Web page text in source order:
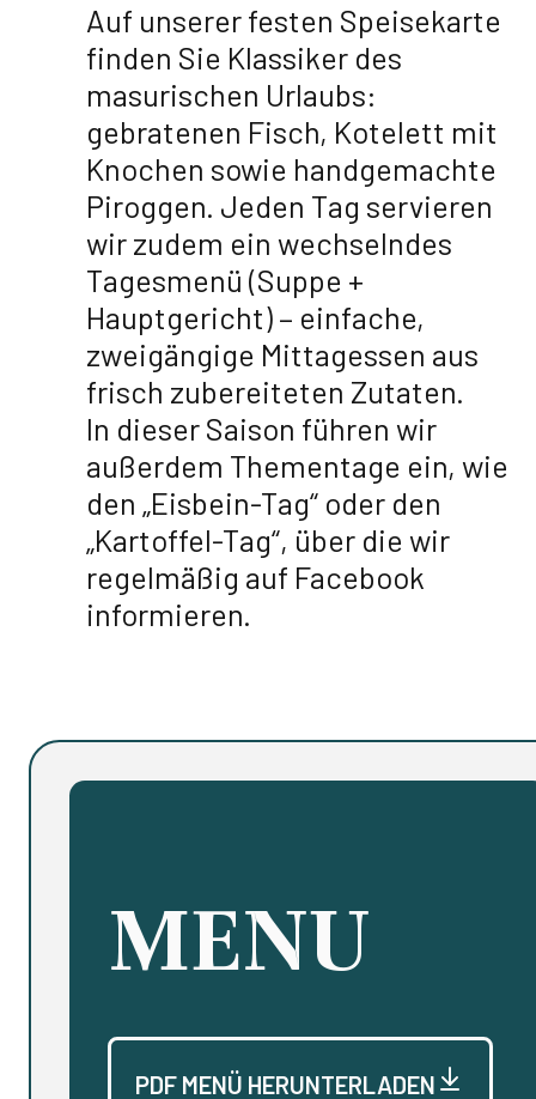
Auf unserer festen Speisekarte
finden Sie Klassiker des
masurischen Urlaubs:
gebratenen Fisch, Kotelett mit
Knochen sowie handgemachte
Piroggen. Jeden Tag servieren
wir zudem ein wechselndes
Tagesmenü (Suppe +
Hauptgericht) – einfache,
zweigängige Mittagessen aus
frisch zubereiteten Zutaten.
In dieser Saison führen wir
außerdem Thementage ein, wie
den „Eisbein-Tag“ oder den
„Kartoffel-Tag“, über die wir
regelmäßig auf Facebook
informieren.
MENU
PDF MENÜ HERUNTERLADEN